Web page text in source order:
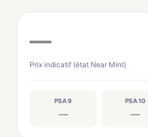
—
Prix indicatif (état Near Mint)
PSA 9
—
PSA 10
—